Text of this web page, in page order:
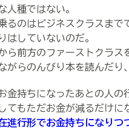
人種ではない。
るのはビジネスクラスまで
はしていないのだ。
前方のファーストクラス
がらのんびり本を読んだり
持ちになったあとの人の
てもただお金が減るだけに
進行形でお金持ちになりつ